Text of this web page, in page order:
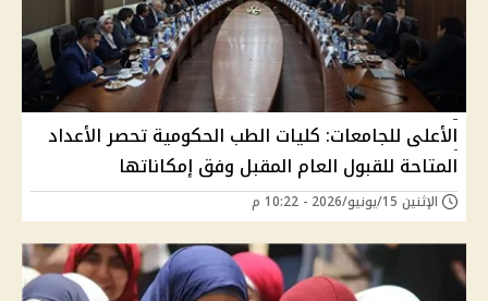
الأعلى للجامعات: كليات الطب الحكومية تحصر الأعداد
المتاحة للقبول العام المقبل وفق إمكاناتها
الإثنين 15/يونيو/2026 - 10:22 م